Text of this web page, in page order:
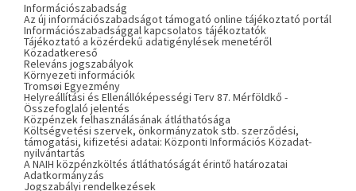
Információszabadság
Az új információszabadságot támogató online tájékoztató portál
Információszabadsággal kapcsolatos tájékoztatók
Tájékoztató a közérdekű adatigénylések menetéről
Közadatkereső
Releváns jogszabályok
Környezeti információk
Tromsøi Egyezmény
Helyreállítási és Ellenállóképességi Terv 87. Mérföldkő -
Összefoglaló jelentés
Közpénzek felhasználásának átláthatósága
Költségvetési szervek, önkormányzatok stb. szerződési,
támogatási, kifizetési adatai: Központi Információs Közadat-
nyilvántartás
A NAIH közpénzköltés átláthatóságát érintő határozatai
Adatkormányzás
Jogszabályi rendelkezések